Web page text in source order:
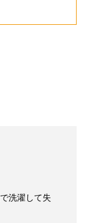
洗濯して失